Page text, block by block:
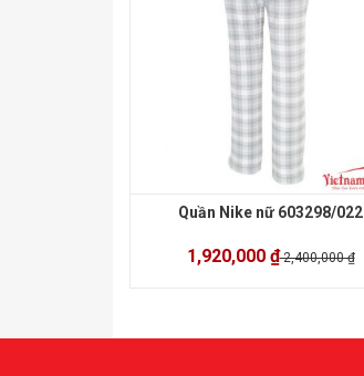
Quần Nike nữ 603298/022
1,920,000 ₫2,400,000 ₫